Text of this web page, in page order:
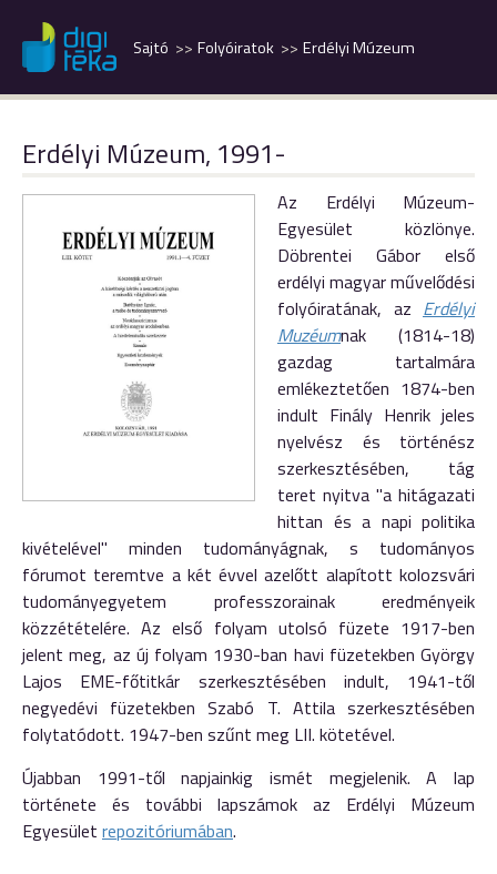
Erdélyi Múzeum
Folyóiratok
Sajtó
Erdélyi Múzeum, 1991-
Az Erdélyi Múzeum-
Egyesület közlönye.
Döbrentei Gábor első
erdélyi magyar művelődési
folyóiratának, az Erdélyi
Muzéumnak (1814-18)
gazdag tartalmára
emlékeztetően 1874-ben
indult Finály Henrik jeles
nyelvész és történész
szerkesztésében, tág
teret nyitva "a hitágazati
hittan és a napi politika
kivételével" minden tudományágnak, s tudományos
fórumot teremtve a két évvel azelőtt alapított kolozsvári
tudományegyetem professzorainak eredményeik
közzétételére. Az első folyam utolsó füzete 1917-ben
jelent meg, az új folyam 1930-ban havi füzetekben György
Lajos EME-főtitkár szerkesztésében indult, 1941-től
negyedévi füzetekben Szabó T. Attila szerkesztésében
folytatódott. 1947-ben szűnt meg LII. kötetével.
Újabban 1991-től napjainkig ismét megjelenik. A lap
története és további lapszámok az Erdélyi Múzeum
Egyesület repozitóriumában.